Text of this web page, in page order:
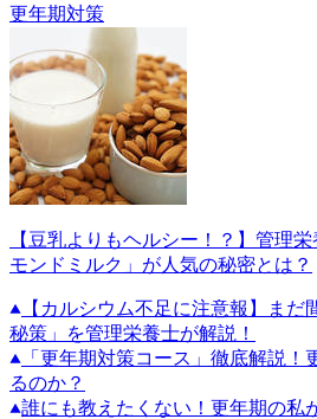
更年期対策
【豆乳よりもヘルシー！？】管理
モンドミルク」が人気の秘密とは？
【カルシウム不足に注意報】ま
秘策」を管理栄養士が解説！
「更年期対策コース」徹底解説！
るのか？
誰にも教えたくない！更年期の私